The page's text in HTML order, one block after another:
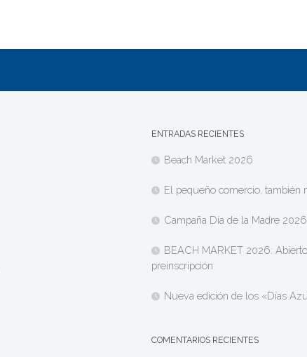
ENTRADAS RECIENTES
Beach Market 2026
El pequeño comercio, también
Campaña Día de la Madre 2026
BEACH MARKET 2026:
preinscripción
Nueva edición de los «Días
COMENTARIOS RECIENTES